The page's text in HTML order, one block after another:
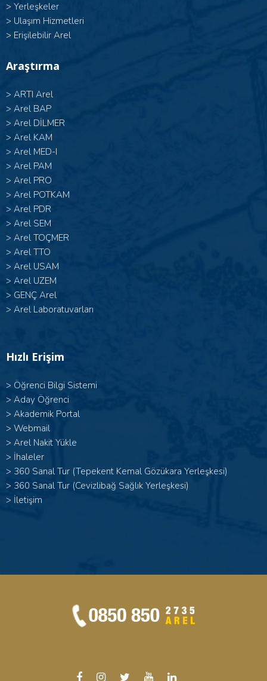
> Yerleşkeler
> Ulaşım Hizmetleri
> Erişilebilir Arel
Araştırma
> ARTI Arel
> Arel BAP
> Arel DİLMER
> Arel KAM
> Arel MED-I
> Arel PAM
> Arel PRO
> Arel POTKAM
> Arel PDR
> Arel SEM
> Arel TOÇMER
> Arel TTO
> Arel USAM
> Arel UZEM
> GENÇ Arel
> Arel Laboratuvarları
Hızlı Erişim
> Öğrenci Bilgi Sistemi
> Aday Öğrenci
> Akademik Portal
> Webmail
> Arel Nakit Yükle
> İhaleler
> 360 Sanal Tur (Tepekent Kemal Gözükara Yerleşkesi)
> 360 Sanal Tur (Cevizlibağ Sağlık Yerleşkesi)
> İletişim